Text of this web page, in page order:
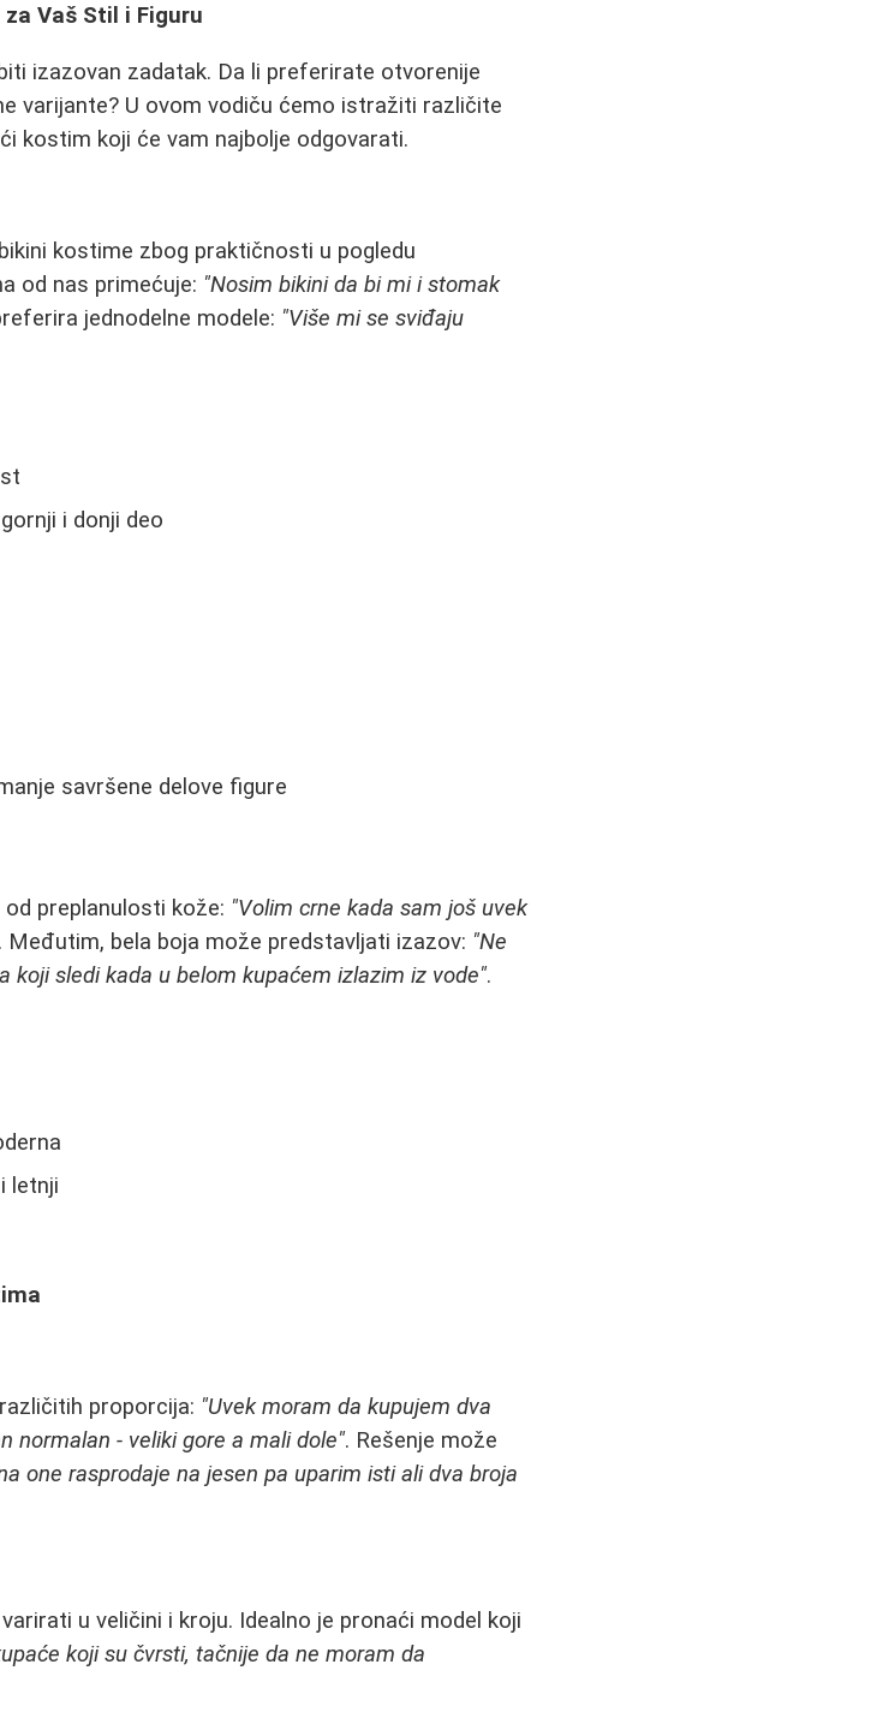
Vaš Stil i Figuru
izazovan zadatak. Da li preferirate otvorenije
varijante? U ovom vodiču ćemo istražiti različite
kostim koji će vam najbolje odgovarati.
kostime zbog praktičnosti u pogledu
od nas primećuje: "Nosim bikini da bi mi i stomak
jednodelne modele: "Više mi se sviđaju
i donji deo
savršene delove figure
preplanulosti kože: "Volim crne kada sam još uvek
. Međutim, bela boja može predstavljati izazov: "Ne
koji sledi kada u belom kupaćem izlazim iz vode".
letnji
proporcija: "Uvek moram da kupujem dva
normalan - veliki gore a mali dole". Rešenje može
one rasprodaje na jesen pa uparim isti ali dva broja
u veličini i kroju. Idealno je pronaći model koji
koji su čvrsti, tačnije da ne moram da